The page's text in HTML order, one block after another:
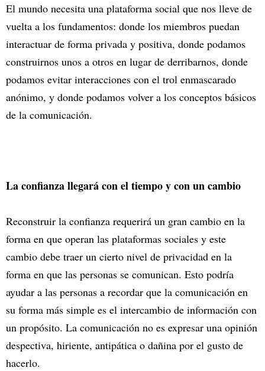
El mundo necesita una plataforma social que nos lleve de
vuelta a los fundamentos: donde los miembros puedan
interactuar de forma privada y positiva, donde podamos
construirnos unos a otros en lugar de derribarnos, donde
podamos evitar interacciones con el trol enmascarado
anónimo, y donde podamos volver a los conceptos básicos
de la comunicación.
La confianza llegará con el tiempo y con un cambio
Reconstruir la confianza requerirá un gran cambio en la
forma en que operan las plataformas sociales y este
cambio debe traer un cierto nivel de privacidad en la
forma en que las personas se comunican. Esto podría
ayudar a las personas a recordar que la comunicación en
su forma más simple es el intercambio de información con
un propósito. La comunicación no es expresar una opinión
despectiva, hiriente, antipática o dañina por el gusto de
hacerlo.